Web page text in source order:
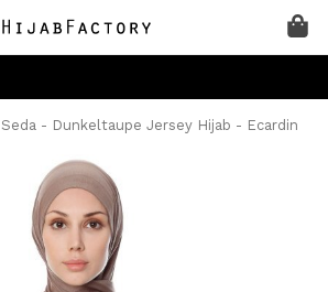
Seda - Dunkeltaupe Jersey Hijab - Ecardin